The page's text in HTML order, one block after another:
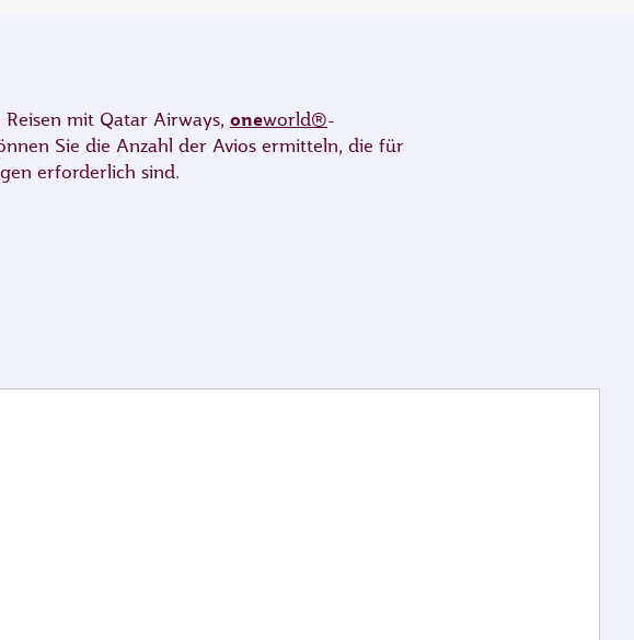
mit Qatar Airways, oneworld®-
Sie die Anzahl der Avios ermitteln, die für
erforderlich sind.